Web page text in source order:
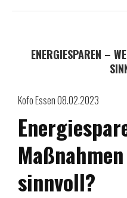
ENERGIESPAREN –
Kofo Essen 08.02.2023
sinnvoll?